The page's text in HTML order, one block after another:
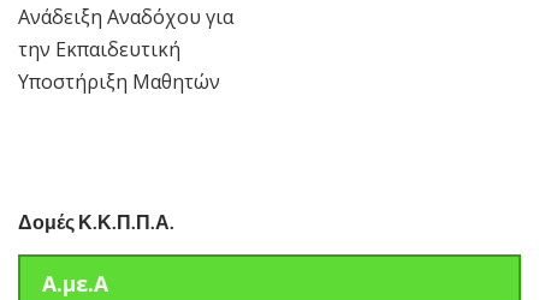
Ανάδειξη Αναδόχου για
την Εκπαιδευτική
Υποστήριξη Μαθητών
Δομές Κ.Κ.Π.Π.Α.
Α.με.Α